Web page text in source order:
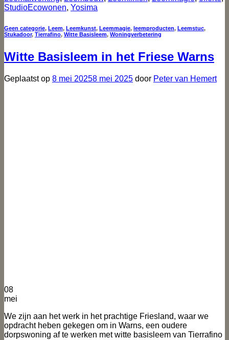
StudioEcowonen, Yosima
Geen categorie, Leem, Leemkunst, Leemmagie, leemproducten, Leemstuc,
Stukadoor, Tierrafino, Witte Basisleem, Woningverbetering
Witte Basisleem in het Friese Warns
Geplaatst op 8 mei 20258 mei 2025 door Peter van Hemert
08
mei
We zijn aan het werk in het prachtige Friesland, waar we
opdracht heben gekegen om in Warns, een oudere
dorpswoning af te werken met witte basisleem van Tierrafino